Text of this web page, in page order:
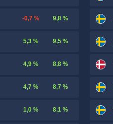
-0,7 % 9,8 %
5,3 % 9,5 %
4,9 % 8,8 %
4,7 % 8,7 %
1,0 % 8,1 %